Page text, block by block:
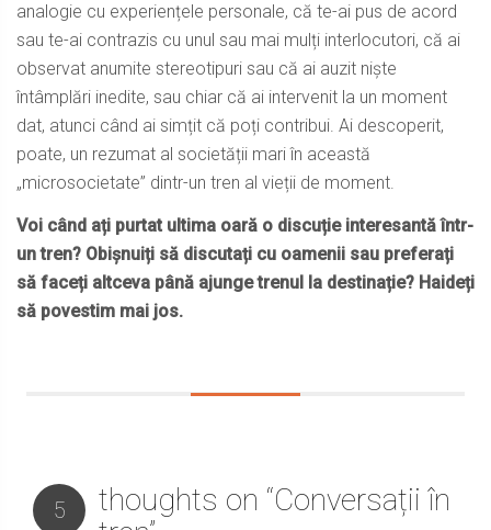
analogie cu experiențele personale, că te-ai pus de acord
sau te-ai contrazis cu unul sau mai mulți interlocutori, că ai
observat anumite stereotipuri sau că ai auzit niște
întâmplări inedite, sau chiar că ai intervenit la un moment
dat, atunci când ai simțit că poți contribui. Ai descoperit,
poate, un rezumat al societății mari în această
„microsocietate” dintr-un tren al vieții de moment.
Voi când ați purtat ultima oară o discuție interesantă într-
un tren? Obișnuiți să discutați cu oamenii sau preferați
să faceți altceva până ajunge trenul la destinație? Haideți
să povestim mai jos.
5
thoughts on “Conversații în